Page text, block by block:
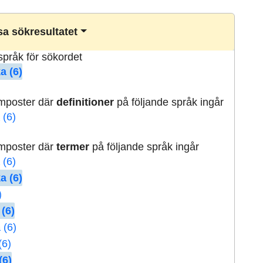
sökresultatet
för sökordet
(6)
därdefinitioner på följande språk ingår
(6)
därtermer på följande språk ingår
(6)
(6)
(6)